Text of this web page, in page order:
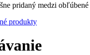
pridaný medzi
produkty